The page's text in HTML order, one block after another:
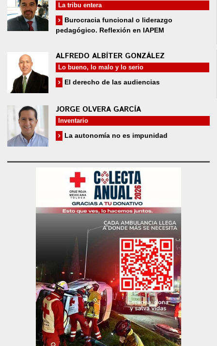
La tribu entera
Burocracia funcional o liderazgo
pedagógico. Reflexión en IAPEM
ALFREDO ALBÍTER GONZÁLEZ
Lo bueno, lo malo y lo serio
El derecho de las audiencias
JORGE OLVERA GARCÍA
Inventario
La autonomía no es impunidad